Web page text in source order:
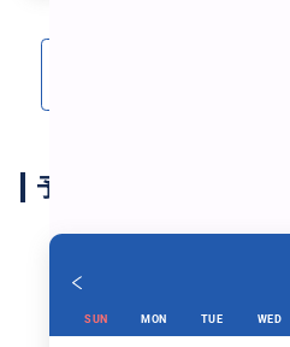
ティルタエンプル”
予約スケジュール
SUN MON TUE WED